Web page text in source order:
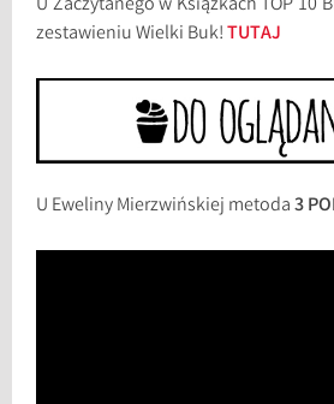
U Zaczytanego w Książkach TOP 10
zestawieniu Wielki Buk!TUTAJ
U Eweliny Mierzwińskiej metoda3